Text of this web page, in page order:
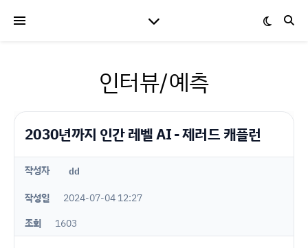
인터뷰/예측
2030년까지 인간 레벨 AI - 제러드 캐플런
작성자 dd
작성일
2024-07-04 12:27
조회
1603